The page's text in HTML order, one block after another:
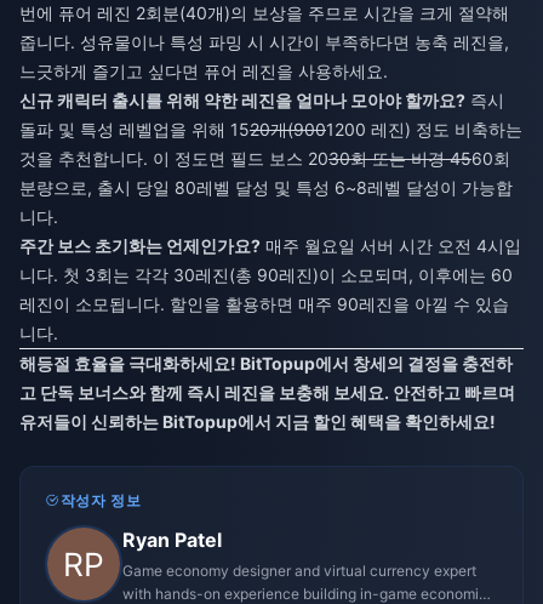
번에 퓨어 레진 2회분(40개)의 보상을 주므로 시간을 크게 절약해
줍니다. 성유물이나 특성 파밍 시 시간이 부족하다면 농축 레진을,
느긋하게 즐기고 싶다면 퓨어 레진을 사용하세요.
신규 캐릭터 출시를 위해 약한 레진을 얼마나 모아야 할까요? 즉시
돌파 및 특성 레벨업을 위해 1520개(9001200 레진) 정도 비축하는
것을 추천합니다. 이 정도면 필드 보스 2030회 또는 비경 4560회
분량으로, 출시 당일 80레벨 달성 및 특성 6~8레벨 달성이 가능합
니다.
주간 보스 초기화는 언제인가요? 매주 월요일 서버 시간 오전 4시입
니다. 첫 3회는 각각 30레진(총 90레진)이 소모되며, 이후에는 60
레진이 소모됩니다. 할인을 활용하면 매주 90레진을 아낄 수 있습
니다.
해등절 효율을 극대화하세요! BitTopup에서 창세의 결정을 충전하
고 단독 보너스와 함께 즉시 레진을 보충해 보세요. 안전하고 빠르며
유저들이 신뢰하는 BitTopup에서 지금 할인 혜택을 확인하세요!
작성자 정보
Ryan Patel
Game economy designer and virtual currency expert
with hands-on experience building in-game economies